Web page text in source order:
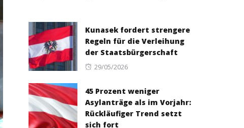
Kunasek fordert strengere
Regeln für die Verleihung
der Staatsbürgerschaft
Posted
29/05/2026
45 Prozent weniger
Asylanträge als im Vorjahr:
Rückläufiger Trend setzt
sich fort